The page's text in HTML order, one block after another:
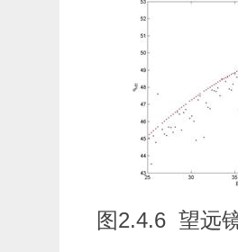
图2.4.6 望远